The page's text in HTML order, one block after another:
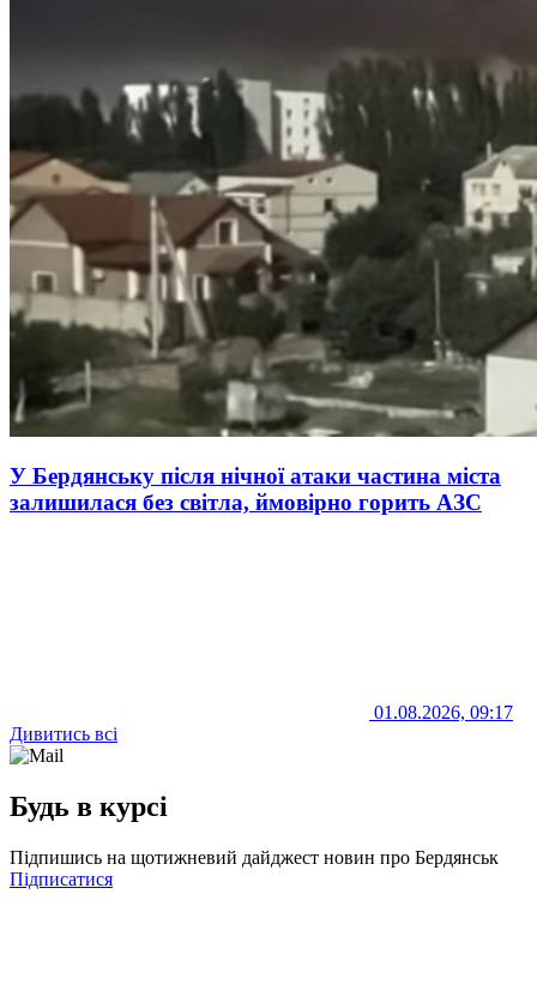
У Бердянську після нічної атаки частина міста
залишилася без світла, ймовірно горить АЗС
01.08.2026, 09:17
Дивитись всі
Будь в курсі
Підпишись на щотижневий дайджест новин про Бердянськ
Підписатися